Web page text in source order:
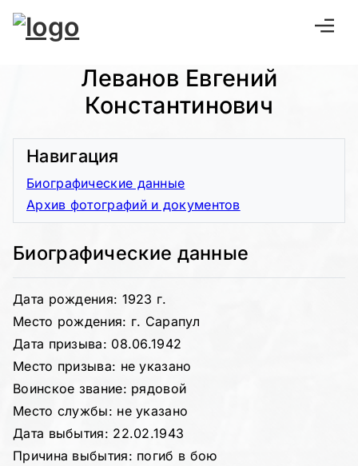
Леванов Евгений
Константинович
Биографические данные
Дата рождения: 1923 г.
Место рождения: г. Сарапул
Дата призыва: 08.06.1942
Место призыва: не указано
Воинское звание: рядовой
Место службы: не указано
Дата выбытия: 22.02.1943
Причина выбытия: погиб в бою
Навигация
Биографические данные
Архив фотографий и документов